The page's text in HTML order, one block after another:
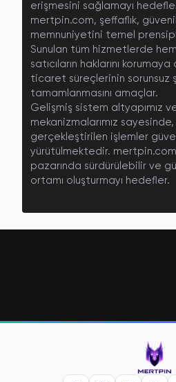
erişmesini sağlamayı
mertpin.com, şeffaflık,
memnuniyetini temel
Sunulan tüm hizmetlerde hem
satıcıların haklarını
ticaret süreçlerinin sorunsuz
tamamlanmasını amaçlar.
Gelişmiş sistem altyapımız
mekanizmalarımız
gerçekleştirilen işlemler
yürütülmektedir.
pazarında sürdürülebilir ve
ortamı oluşturmayı hedefler.